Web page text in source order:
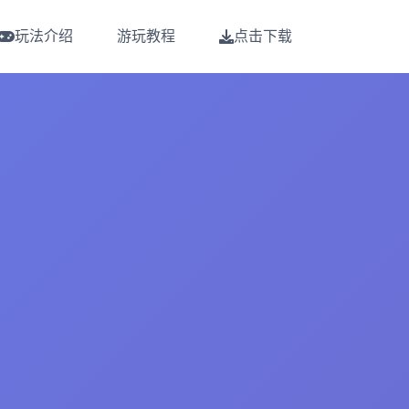
玩法介绍 游玩教程 点击下载